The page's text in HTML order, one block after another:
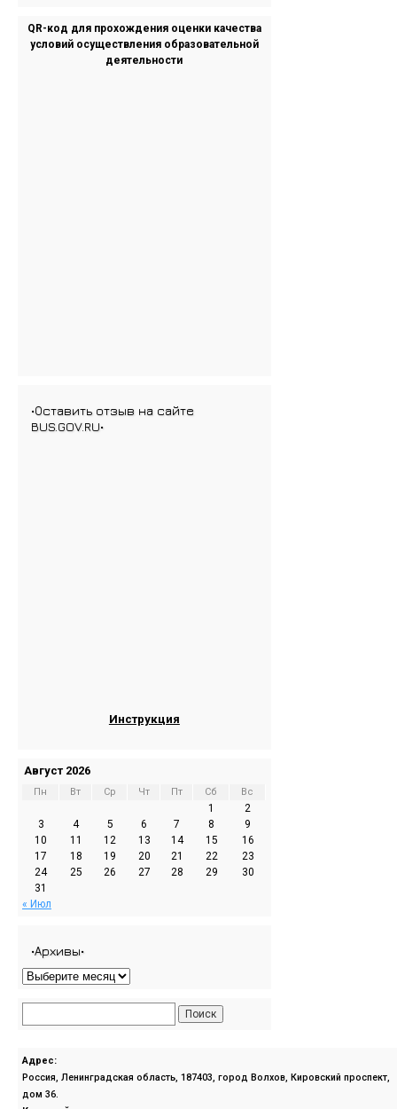
QR-код для прохождения оценки качества
условий осуществления образовательной
деятельности
•Оставить отзыв на сайте
BUS.GOV.RU•
Инструкция
Август 2026
Пн Вт Ср Чт Пт Сб Вс
1
2
3
4 5 6 7 8
9
10
11 12 13 14 15
16
17
18 19 20 21 22
23
24
25 26 27 28 29
30
31
« Июл
•Архивы•
Адрес:
Россия, Ленинградская область, 187403, город Волхов, Кировский проспект,
дом 36.